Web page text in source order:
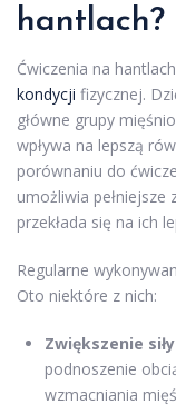
hantlach?
Ćwiczenia na
kondycji fizycznej.
główne grupy
wpływa na lepszą
porównaniu do
umożliwia pełniejsze
przekłada się na ich
Regularne
Oto niektóre z nich:
Zwiększenie siły
podnoszenie
wzmacniania